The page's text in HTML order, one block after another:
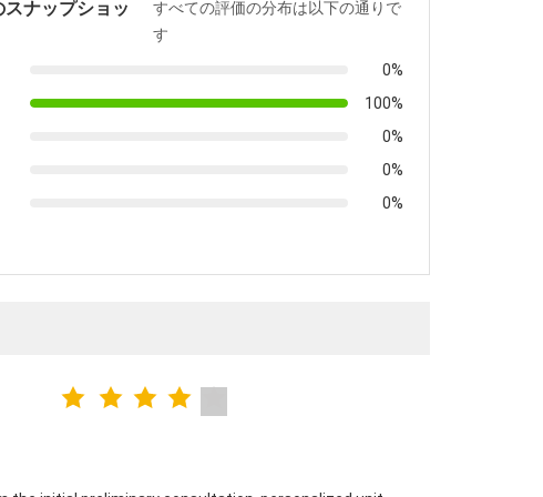
スナップショッ
すべての評価の分布は以下の通りで
す
0%
100%
0%
0%
0%